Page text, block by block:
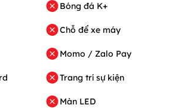
Bóng đá K+
Chỗ để xe máy
Momo / Zalo Pay
Trang trí sự kiện
Màn LED